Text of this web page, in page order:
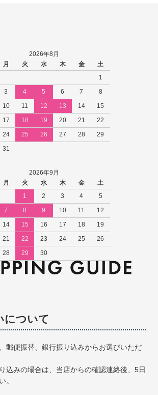
2026年8月
月 火 水 木 金
土
1
3 4 5 6 7
8
10 11 12 13 14
15
17 18 19 20 21
22
24 25 26 27 28
29
31
2026年9月
月 火 水 木 金
土
1
2 3 4
5
7 8 9 10 11
12
14 15 16 17 18
19
21 22 23 24 25
26
28 29 30
について
郵便振替、銀行振り込みからお選びいただ
込みの場合は、当店からの確認連絡後、5日
。